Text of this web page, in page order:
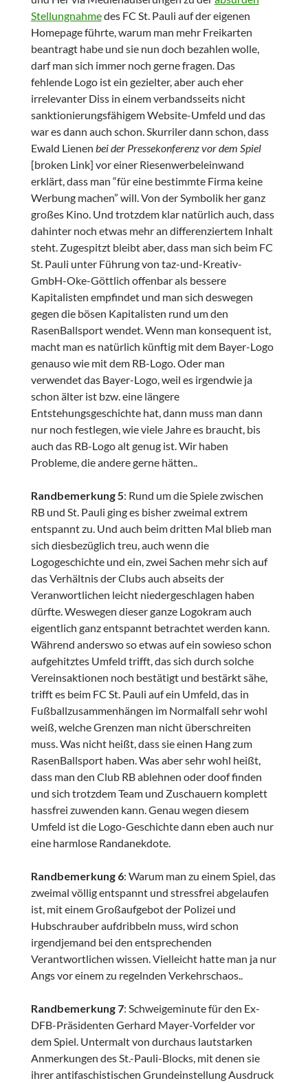
Stellungnahmedes FC St. Pauli auf der eigenen
Homepage führte, warum man mehr Freikarten
beantragt habe und sie nun doch bezahlen wolle,
darf man sich immer noch gerne fragen. Das
fehlende Logo ist ein gezielter, aber auch eher
irrelevanter Diss in einem verbandsseits nicht
sanktionierungsfähigem Website-Umfeld und das
war es dann auch schon. Skurriler dann schon, dass
Ewald Lienen bei der Pressekonferenz vor dem Spiel
[broken Link] vor einer Riesenwerbeleinwand
erklärt, dass man “für eine bestimmte Firma keine
Werbung machen” will. Von der Symbolik her ganz
großes Kino. Und trotzdem klar natürlich auch, dass
dahinter noch etwas mehr an differenziertem Inhalt
steht. Zugespitzt bleibt aber, dass man sich beim FC
St. Pauli unter Führung von taz-und-Kreativ-
GmbH-Oke-Göttlich offenbar als bessere
Kapitalisten empfindet und man sich deswegen
gegen die bösen Kapitalisten rund um den
RasenBallsport wendet. Wenn man konsequent ist,
macht man es natürlich künftig mit dem Bayer-Logo
genauso wie mit dem RB-Logo. Oder man
verwendet das Bayer-Logo, weil es irgendwie ja
schon älter ist bzw. eine längere
Entstehungsgeschichte hat, dann muss man dann
nur noch festlegen, wie viele Jahre es braucht, bis
auch das RB-Logo alt genug ist. Wir haben
Probleme, die andere gerne hätten..
Randbemerkung 5: Rund um die Spiele zwischen
RB und St. Pauli ging es bisher zweimal extrem
entspannt zu. Und auch beim dritten Mal blieb man
sich diesbezüglich treu, auch wenn die
Logogeschichte und ein, zwei Sachen mehr sich auf
das Verhältnis der Clubs auch abseits der
Veranwortlichen leicht niedergeschlagen haben
dürfte. Weswegen dieser ganze Logokram auch
eigentlich ganz entspannt betrachtet werden kann.
Während anderswo so etwas auf ein sowieso schon
aufgehitztes Umfeld trifft, das sich durch solche
Vereinsaktionen noch bestätigt und bestärkt sähe,
trifft es beim FC St. Pauli auf ein Umfeld, das in
Fußballzusammenhängen im Normalfall sehr wohl
weiß, welche Grenzen man nicht überschreiten
muss. Was nicht heißt, dass sie einen Hang zum
RasenBallsport haben. Was aber sehr wohl heißt,
dass man den Club RB ablehnen oder doof finden
und sich trotzdem Team und Zuschauern komplett
hassfrei zuwenden kann. Genau wegen diesem
Umfeld ist die Logo-Geschichte dann eben auch nur
eine harmlose Randanekdote.
Randbemerkung 6: Warum man zu einem Spiel, das
zweimal völlig entspannt und stressfrei abgelaufen
ist, mit einem Großaufgebot der Polizei und
Hubschrauber aufdribbeln muss, wird schon
irgendjemand bei den entsprechenden
Verantwortlichen wissen. Vielleicht hatte man ja nur
Angs vor einem zu regelnden Verkehrschaos..
Randbemerkung 7: Schweigeminute für den Ex-
DFB-Präsidenten Gerhard Mayer-Vorfelder vor
dem Spiel. Untermalt von durchaus lautstarken
Anmerkungen des St.-Pauli-Blocks, mit denen sie
ihrer antifaschistischen Grundeinstellung Ausdruck